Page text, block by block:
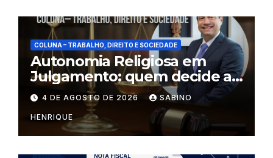
COLUNA – TRABALHO, DIREITO E SOCIEDADE
Autonomia Religiosa em
Julgamento: quem decide as
regras dentro dos templos?
4 DE AGOSTO DE 2026 SABINO
HENRIQUE